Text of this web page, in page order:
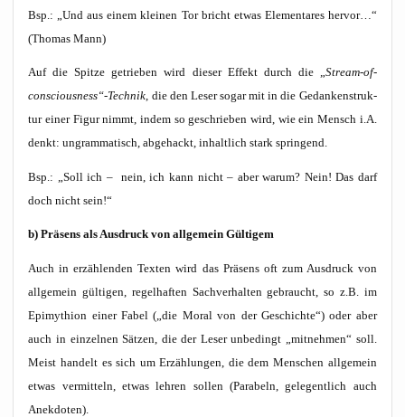
Bsp.: „Und aus einem klei­nen Tor bricht etwas Ele­men­ta­res her­vor…“
(Tho­mas Mann)
Auf die Spit­ze getrie­ben wird die­ser Effekt durch die „Stream-of-
consciousness“-Technik, die den Leser sogar mit in die Gedan­ken­struk­
tur einer Figur nimmt, indem so geschrie­ben wird, wie ein Mensch i.A.
denkt: ungram­ma­tisch, abge­hackt, inhalt­lich stark springend.
Bsp.: „Soll ich – nein, ich kann nicht – aber war­um? Nein! Das darf
doch nicht sein!“
b) Prä­sens als Aus­druck von all­ge­mein Gültigem
Auch in erzäh­len­den Tex­ten wird das Prä­sens oft zum Aus­druck von
all­ge­mein gül­ti­gen, regel­haf­ten Sach­ver­hal­ten gebraucht, so z.B. im
Epi­my­thion einer Fabel („die Moral von der Geschich­te“) oder aber
auch in ein­zel­nen Sät­zen, die der Leser unbe­dingt „mit­neh­men“ soll.
Meist han­delt es sich um Erzäh­lun­gen, die dem Men­schen all­ge­mein
etwas ver­mit­teln, etwas leh­ren sol­len (Para­beln, gele­gent­lich auch
Anekdoten).